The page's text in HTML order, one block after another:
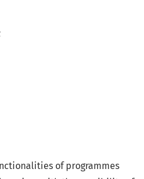
of programmes